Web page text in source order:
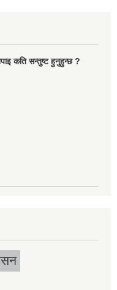
कति सन्तुष्ट हुनुहुन्छ ?